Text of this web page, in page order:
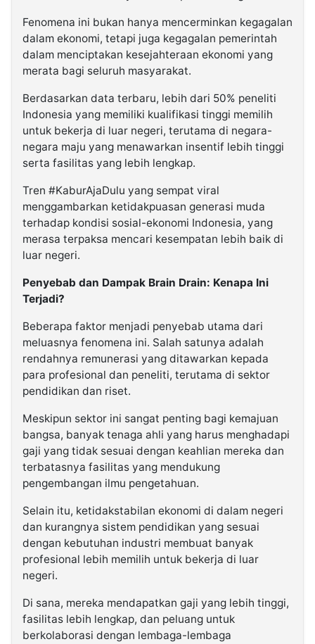
Fenomena ini bukan hanya mencerminkan kegagalan
dalam ekonomi, tetapi juga kegagalan pemerintah
dalam menciptakan kesejahteraan ekonomi yang
merata bagi seluruh masyarakat.
Berdasarkan data terbaru, lebih dari 50% peneliti
Indonesia yang memiliki kualifikasi tinggi memilih
untuk bekerja di luar negeri, terutama di negara-
negara maju yang menawarkan insentif lebih tinggi
serta fasilitas yang lebih lengkap.
Tren #KaburAjaDulu yang sempat viral
menggambarkan ketidakpuasan generasi muda
terhadap kondisi sosial-ekonomi Indonesia, yang
merasa terpaksa mencari kesempatan lebih baik di
luar negeri.
Penyebab dan Dampak Brain Drain: Kenapa Ini
Terjadi?
Beberapa faktor menjadi penyebab utama dari
meluasnya fenomena ini. Salah satunya adalah
rendahnya remunerasi yang ditawarkan kepada
para profesional dan peneliti, terutama di sektor
pendidikan dan riset.
Meskipun sektor ini sangat penting bagi kemajuan
bangsa, banyak tenaga ahli yang harus menghadapi
gaji yang tidak sesuai dengan keahlian mereka dan
terbatasnya fasilitas yang mendukung
pengembangan ilmu pengetahuan.
Selain itu, ketidakstabilan ekonomi di dalam negeri
dan kurangnya sistem pendidikan yang sesuai
dengan kebutuhan industri membuat banyak
profesional lebih memilih untuk bekerja di luar
negeri.
Di sana, mereka mendapatkan gaji yang lebih tinggi,
fasilitas lebih lengkap, dan peluang untuk
berkolaborasi dengan lembaga-lembaga